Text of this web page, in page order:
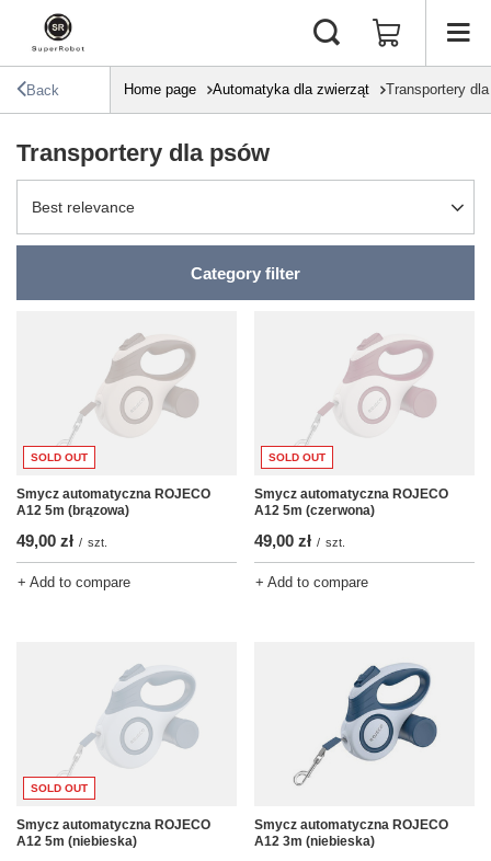
Back Home page Automatyka dla zwierząt Transportery
Transportery dla psów
Change sorting
Best relevance
Category filter
SOLD OUT
Smycz automatyczna ROJECO
A12 5m (brązowa)
49,00 zł / szt.
+ Add to compare
SOLD OUT
Smycz automatyczna ROJECO
A12 5m (czerwona)
49,00 zł / szt.
+ Add to compare
SOLD OUT
Smycz automatyczna ROJECO
A12 5m (niebieska)
Smycz automatyczna ROJECO
A12 3m (niebieska)